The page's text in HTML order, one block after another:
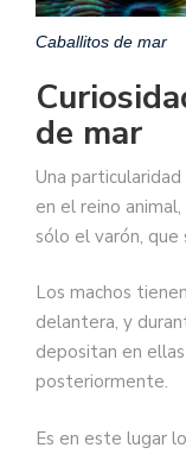
Caballitos de mar
de mar
Una
en el reino
sólo el varón, que
Los machos
delantera, y
depositan en
posteriormente.
Es en este lugar